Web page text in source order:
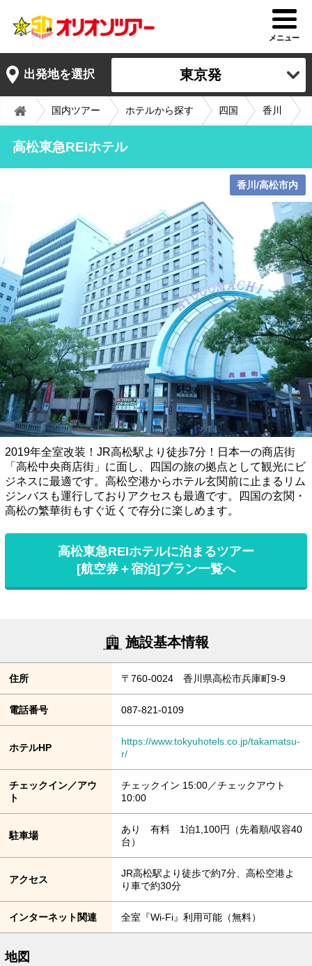
メニュー
出発地を選択 東京発
国内ツアー ホテルから探す 四国 香川
高松東急REIホテル
香川/高松市内
2019年全室改装！JR高松駅より徒歩7分！日本一の商店街
「高松中央商店街」に面し、四国の旅の拠点として観光にビ
ジネスに最適です。高松空港からホテル玄関前に止まるリム
ジンバスも運行しておりアクセスも最適です。四国の玄関・
高松の繁華街もすぐ近くで存分に楽しめます。
高松東急REIホテルに泊まるツアー
[航空券＋宿泊]プラン一覧へ
施設基本情報
住所 〒760-0024 香川県高松市兵庫町9-9
電話番号 087-821-0109
ホテルHP
https://www.tokyuhotels.co.jp/takamatsu-
r/
チェックイン／アウ
ト
チェックイン 15:00／チェックアウト
10:00
駐車場
あり 有料 1泊1,100円（先着順/収容40
台）
アクセス
JR高松駅より徒歩で約7分、高松空港よ
り車で約30分
インターネット関連 全室『Wi-Fi』利用可能（無料）
地図